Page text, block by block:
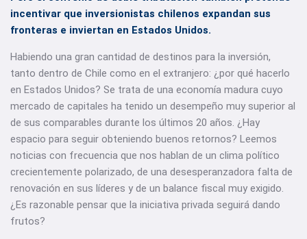
incentivar que inversionistas chilenos expandan sus
fronteras e inviertan en Estados Unidos.
Habiendo una gran cantidad de destinos para la inversión,
tanto dentro de Chile como en el extranjero: ¿por qué hacerlo
en Estados Unidos? Se trata de una economía madura cuyo
mercado de capitales ha tenido un desempeño muy superior al
de sus comparables durante los últimos 20 años. ¿Hay
espacio para seguir obteniendo buenos retornos? Leemos
noticias con frecuencia que nos hablan de un clima político
crecientemente polarizado, de una desesperanzadora falta de
renovación en sus líderes y de un balance fiscal muy exigido.
¿Es razonable pensar que la iniciativa privada seguirá dando
frutos?